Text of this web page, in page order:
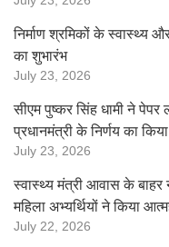
निर्माण श्रमिकों के स्वास्थ्य
का शुभारंभ
July 23, 2026
सीएम पुष्कर सिंह धामी ने
प्रधानमंत्री के निर्णय का
July 23, 2026
स्वास्थ्य मंत्री आवास के बाहर
महिला अभ्यर्थियों ने किया
July 22, 2026